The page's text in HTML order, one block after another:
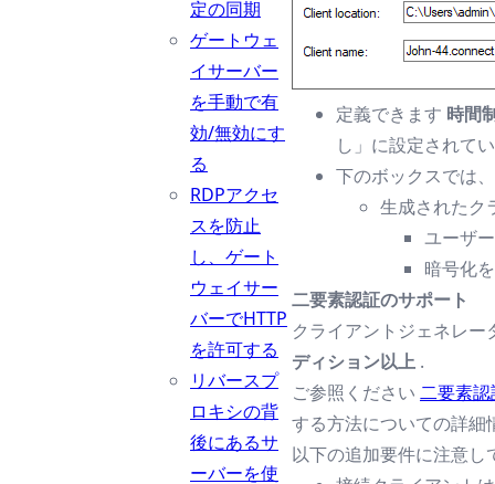
定の同期
ゲートウェ
イサーバー
を手動で有
効/無効にす
る
RDPアクセ
スを防止
し、ゲート
ウェイサー
バーでHTTP
を許可する
リバースプ
ロキシの背
後にあるサ
ーバーを使
定義できます 時間
し」に設定されて
下のボックスでは
生成されたク
ユーザ
暗号化
二要素認証のサポート
クライアントジェネレ
ディション以上 .
ご参照ください 二要素
する方法についての詳細
以下の追加要件に注意